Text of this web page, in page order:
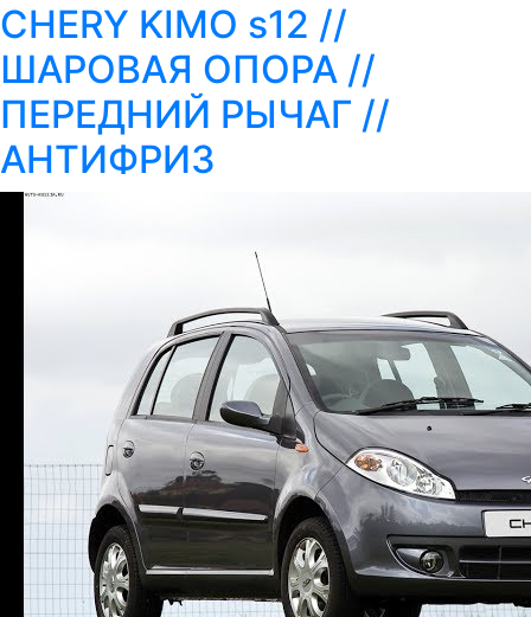
CHERY KIMO s12 //
ШАРОВАЯ ОПОРА //
ПЕРЕДНИЙ РЫЧАГ //
АНТИФРИЗ